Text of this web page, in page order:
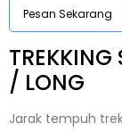
Pesan Sekarang
TREKKING
/ LONG
Jarak tempuh